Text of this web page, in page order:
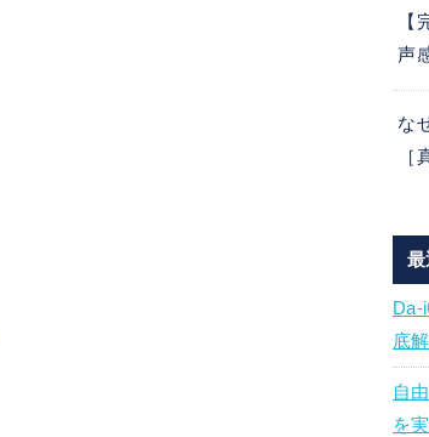
【
声
な
［
最
Da-
底
自
を